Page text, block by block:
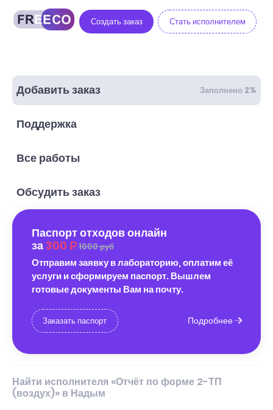
Создать заказ Стать исполнителем
Добавить заказ Заполнено 2%
Поддержка
Все работы
Обсудить заказ
Паспорт отходов онлайн
за 300 1000 руб
Отправим заявку в лабораторию, оплатим её
услуги и сформируем паспорт. Вышлем
готовые документы Вам на почту.
Заказать паспорт Подробнее
Найти исполнителя «Отчёт по форме 2-ТП
(воздух)» в Надым